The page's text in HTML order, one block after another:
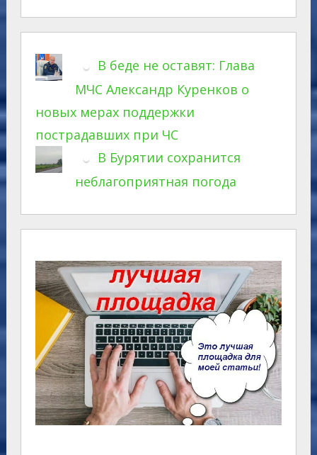
В беде не оставят: Глава
МЧС Александр Куренков о
новых мерах поддержки
пострадавших при ЧС
В Бурятии сохранится
неблагоприятная погода